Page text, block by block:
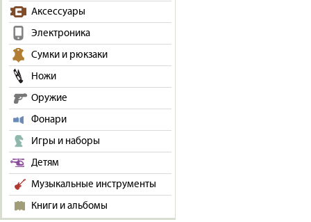
Аксессуары
Электроника
Сумки и рюкзаки
Ножи
Оружие
Фонари
Игры и наборы
Детям
Музыкальные инструменты
Книги и альбомы